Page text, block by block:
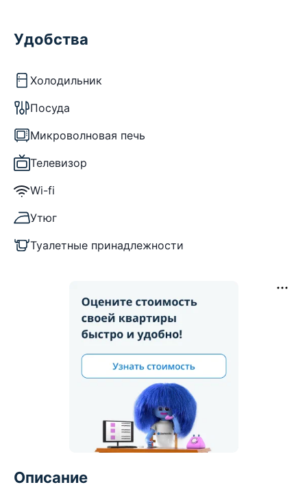
Удобства
Холодильник
Посуда
Микроволновая печь
Телевизор
Wi-fi
Утюг
Туалетные принадлежности
Описание